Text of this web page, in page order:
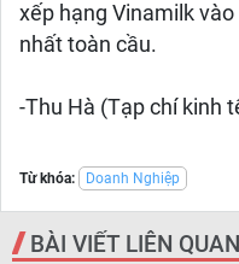
xếp hạng Vinamilk
nhất toàn cầu.
-Thu Hà (Tạp chí kinh
Từ khóa: Doanh Nghiệp
BÀI VIẾT LIÊN QUAN